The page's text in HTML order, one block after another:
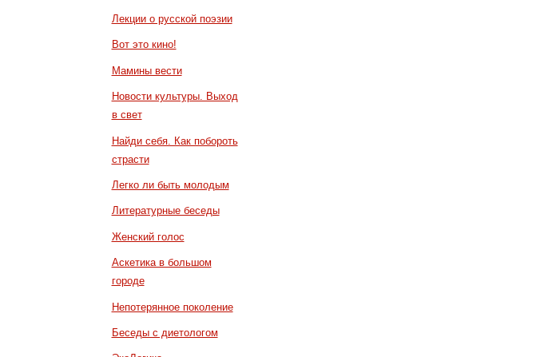
Лекции о русской поэзии
Вот это кино!
Мамины вести
Новости культуры. Выход
в свет
Найди себя. Как побороть
страсти
Легко ли быть молодым
Литературные беседы
Женский голос
Аскетика в большом
городе
Непотерянное поколение
Беседы с диетологом